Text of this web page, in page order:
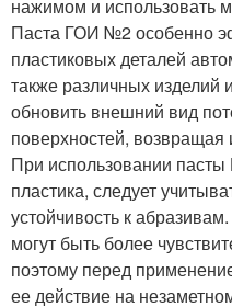
нажимом и использовать
Паста ГОИ №2 особенно
пластиковых деталей
также различных изделий
обновить внешний вид
поверхностей, возвращая
При использовании
пластика, следует
устойчивость к
могут быть более
поэтому перед
ее действие на